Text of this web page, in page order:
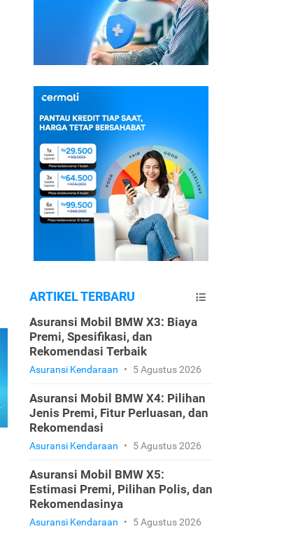
ARTIKEL TERBARU
Asuransi Mobil BMW X3: Biaya
Premi, Spesifikasi, dan
Rekomendasi Terbaik
Asuransi Kendaraan • 5 Agustus 2026
Asuransi Mobil BMW X4: Pilihan
Jenis Premi, Fitur Perluasan, dan
Rekomendasi
Asuransi Kendaraan • 5 Agustus 2026
Asuransi Mobil BMW X5:
Estimasi Premi, Pilihan Polis, dan
Rekomendasinya
Asuransi Kendaraan • 5 Agustus 2026